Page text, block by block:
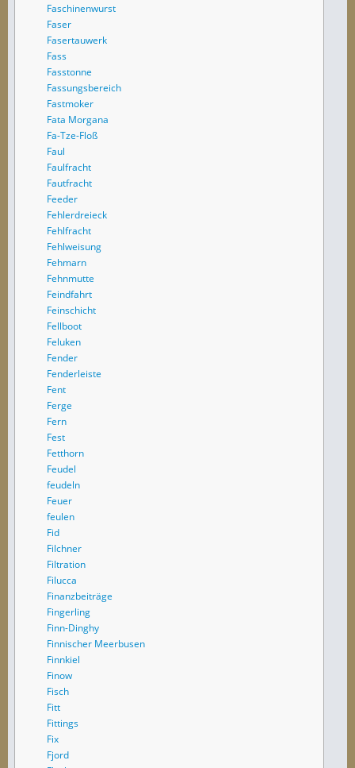
Faschinenwurst
Faser
Fasertauwerk
Fass
Fasstonne
Fassungsbereich
Fastmoker
Fata Morgana
Fa-Tze-Floß
Faul
Faulfracht
Fautfracht
Feeder
Fehlerdreieck
Fehlfracht
Fehlweisung
Fehmarn
Fehnmutte
Feindfahrt
Feinschicht
Fellboot
Feluken
Fender
Fenderleiste
Fent
Ferge
Fern
Fest
Fetthorn
Feudel
feudeln
Feuer
feulen
Fid
Filchner
Filtration
Filucca
Finanzbeiträge
Fingerling
Finn-Dinghy
Finnischer Meerbusen
Finnkiel
Finow
Fisch
Fitt
Fittings
Fix
Fjord